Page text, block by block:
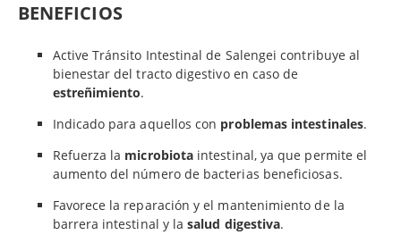
BENEFICIOS
Active Tránsito Intestinal de Salengei contribuye al
bienestar del tracto digestivo en caso de
estreñimiento.
Indicado para aquellos con problemas intestinales.
Refuerza la microbiota intestinal, ya que permite el
aumento del número de bacterias beneficiosas.
Favorece la reparación y el mantenimiento de la
barrera intestinal y lasalud digestiva.